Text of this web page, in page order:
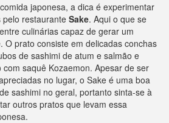
japonesa, a dica é experimentar
pelo restaurante Sake. Aqui o que se
culinárias capaz de gerar um
O prato consiste em delicadas conchas
de sashimi de atum e salmão e
saquê Kozaemon. Apesar de ser
no lugar, o Sake é uma boa
sashimi no geral, portanto sinta-se à
outros pratos que levam essa